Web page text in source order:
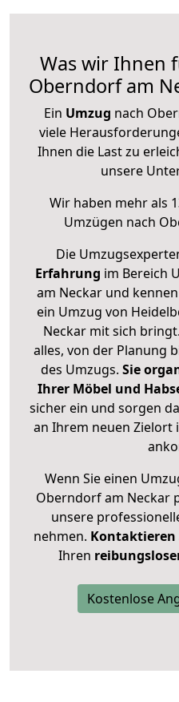
Was wir Ihnen
Oberndorf am
Ein Umzug nach
viele
Ihnen die Last zu
unsere
Wir haben mehr als
Umzügen nach
Die
Erfahrung im Bereich
am Neckar und
ein Umzug von
Neckar mit sich
alles, von der Planung
des Umzugs. Sie
Ihrer Möbel und
sicher ein und sorgen
an Ihrem neuen
Wenn Sie einen
Oberndorf am Neckar
unsere
nehmen. Kontaktieren
Ihren
Kostenlose